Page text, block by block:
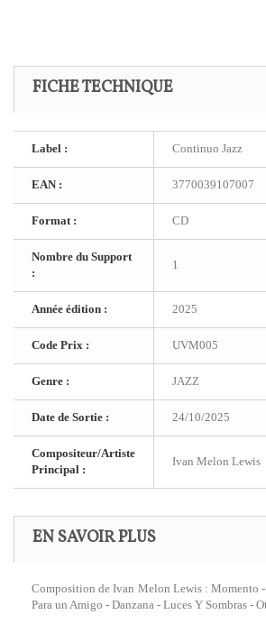
FICHE TECHNIQUE
Label : Continuo Jazz
EAN : 3770039107007
Format : CD
Nombre du Support
:
1
Année édition : 2025
Code Prix : UVM005
Genre : JAZZ
Date de Sortie : 24/10/2025
Compositeur/Artiste
Principal :
Ivan Melon Lewis
EN SAVOIR PLUS
Composition de Ivan Melon Lewis : Momento
Para un Amigo - Danzana - Luces Y Sombras -